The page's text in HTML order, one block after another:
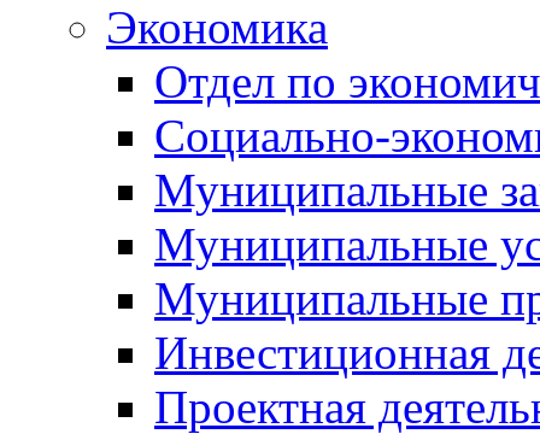
Экономика
Отдел по
Социально-
Муниципальные
Муниципальные
Муниципальные
Инвестиционная
Проектная